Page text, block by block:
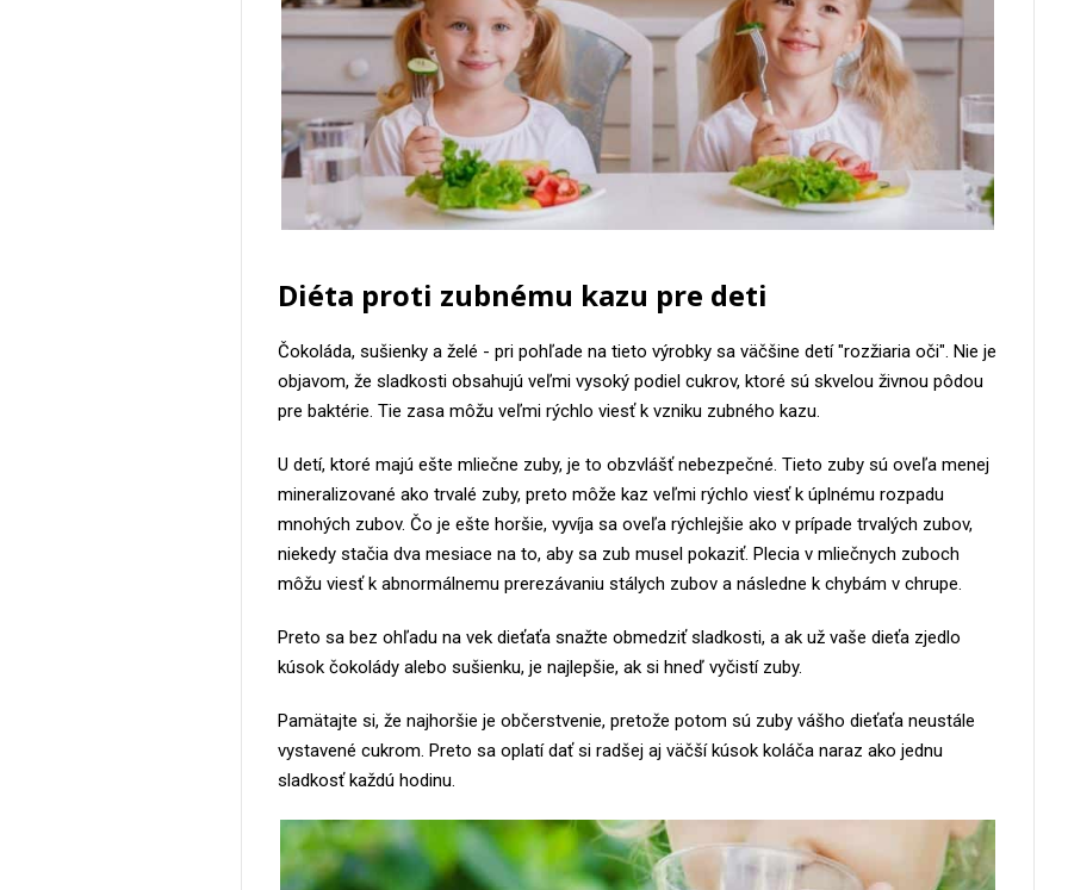
Diéta proti zubnému kazu pre deti
Čokoláda, sušienky a želé - pri pohľade na tieto výrobky sa väčšine detí "rozžiaria oči". Nie je
objavom, že sladkosti obsahujú veľmi vysoký podiel cukrov, ktoré sú skvelou živnou pôdou
pre baktérie. Tie zasa môžu veľmi rýchlo viesť k vzniku zubného kazu.
U detí, ktoré majú ešte mliečne zuby, je to obzvlášť nebezpečné. Tieto zuby sú oveľa menej
mineralizované ako trvalé zuby, preto môže kaz veľmi rýchlo viesť k úplnému rozpadu
mnohých zubov. Čo je ešte horšie, vyvíja sa oveľa rýchlejšie ako v prípade trvalých zubov,
niekedy stačia dva mesiace na to, aby sa zub musel pokaziť. Plecia v mliečnych zuboch
môžu viesť k abnormálnemu prerezávaniu stálych zubov a následne k chybám v chrupe.
Preto sa bez ohľadu na vek dieťaťa snažte obmedziť sladkosti, a ak už vaše dieťa zjedlo
kúsok čokolády alebo sušienku, je najlepšie, ak si hneď vyčistí zuby.
Pamätajte si, že najhoršie je občerstvenie, pretože potom sú zuby vášho dieťaťa neustále
vystavené cukrom. Preto sa oplatí dať si radšej aj väčší kúsok koláča naraz ako jednu
sladkosť každú hodinu.